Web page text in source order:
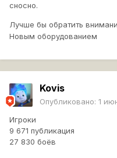
сносно.
Лучше бы обратить
Новым оборудованием
Kovis
Опубликовано: 1
Игроки
9 671 публикация
27 830 боёв